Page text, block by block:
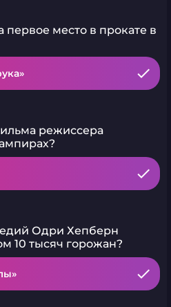
первое место в прокате в
режиссера
Одри Хепберн
10 тысяч горожан?